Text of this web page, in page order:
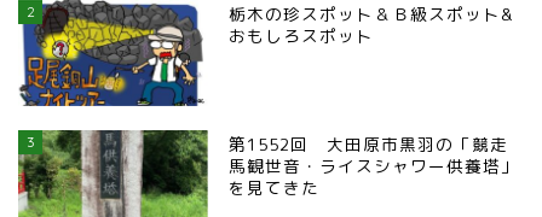
2
栃木の珍スポット＆Ｂ級スポット&
おもしろスポット
3
第1552回 大田原市黒羽の「競走
馬観世音・ライスシャワー供養塔」
を見てきた